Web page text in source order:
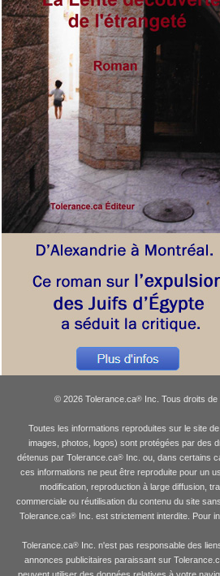
© 2026 Tolerance.ca®Inc. Tous droits de
Toutes les informations reproduites sur le site de
images, photos, logos) sont protégées par des
détenus par Tolerance.ca® Inc. ou, dans certains
ces informations ne peut être reproduite pour un
modification, reproduction à large diffusion,
commerciale ou réutilisation du contenu du site
Tolerance.ca® Inc. est strictement interdite. Pour
Tolerance.ca® Inc. n'est pas responsable des
annonces publicitaires paraissant sur